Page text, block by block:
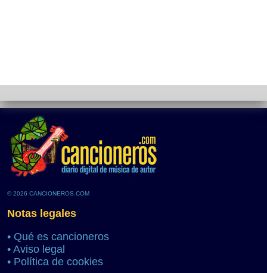
© 2026 CANCIONEROS.COM
Notas legales
• Qué es cancioneros
• Aviso legal
• Política de cookies